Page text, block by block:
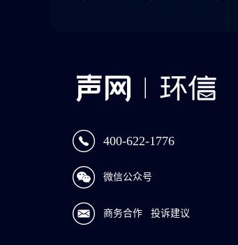
400-622-1776
微信公众号
商务合作 投诉建议